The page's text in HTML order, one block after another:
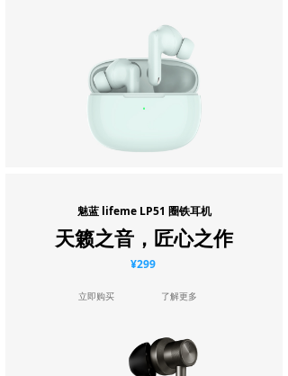
魅蓝 lifeme LP51 圈铁耳机
天籁之音，匠心之作
¥299
立即购买 了解更多